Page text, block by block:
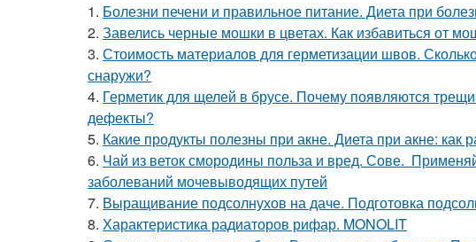
1. Болезни печени и правильное питание. Диета при
2. Завелись черные мошки в цветах. Как избавиться от
3. Стоимость материалов для герметизации швов.
снаружи?
4. Герметик для щелей в брусе. Почему появляются
дефекты?
5. Какие продукты полезны при акне. Диета при акне: как
6. Чай из веток смородины польза и вред. Сове.
заболеваний мочевыводящих путей
7. Выращивание подсолнухов на даче. Подготовка
8. Характеристика радиаторов рифар. MONOLIT